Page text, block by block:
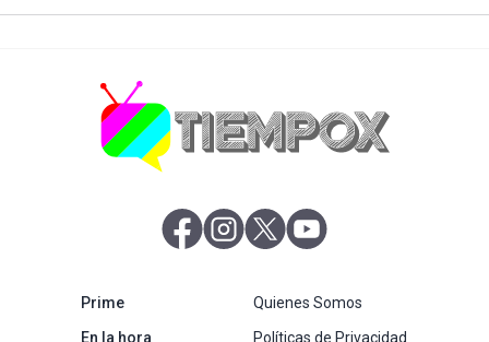
abre en nueva pestaña
abre en nueva pestaña
abre en nueva pestaña
Primeabre en nueva pestaña
En la horaabre en nueva pestaña
Quienes Somos
Políticas de Privacidad